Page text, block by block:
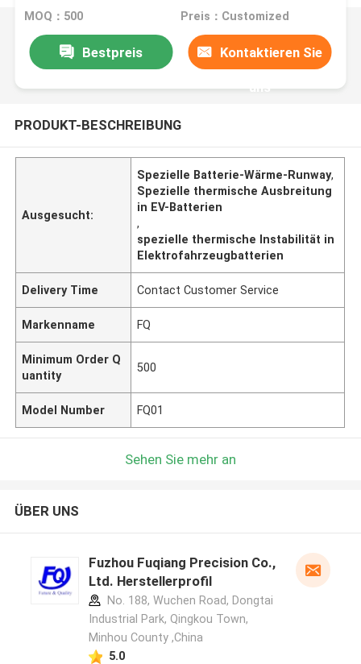
MOQ：500 Preis：Customized
Bestpreis Kontaktieren Sie
uns
PRODUKT-BESCHREIBUNG
Ausgesucht:
Spezielle Batterie-Wärme-Runway,
Spezielle thermische Ausbreitung
in EV-Batterien
,
spezielle thermische Instabilität in
Elektrofahrzeugbatterien
Delivery Time Contact Customer Service
Markenname FQ
Minimum Order Q
uantity
500
Model Number FQ01
Sehen Sie mehr an
ÜBER UNS
Fuzhou Fuqiang Precision Co.,
Ltd. Herstellerprofil
No. 188, Wuchen Road, Dongtai
Industrial Park, Qingkou Town,
Minhou County ,China
5.0